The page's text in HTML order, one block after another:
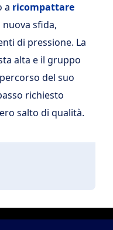
a ricompattare
sfida,
di pressione. La
alta e il gruppo
del suo
richiesto
salto di qualità.